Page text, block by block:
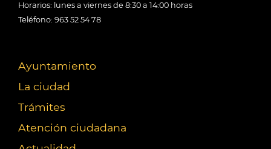
Horarios: lunes a viernes de 8:30 a 14:00 horas
Teléfono: 963 52 54 78
Ayuntamiento
La ciudad
Trámites
Atención ciudadana